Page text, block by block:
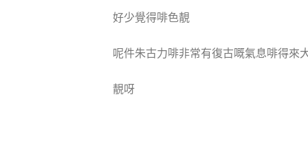
好少覺得啡色靚
呢件朱古力啡非常有復古嘅氣息啡得來
靚呀